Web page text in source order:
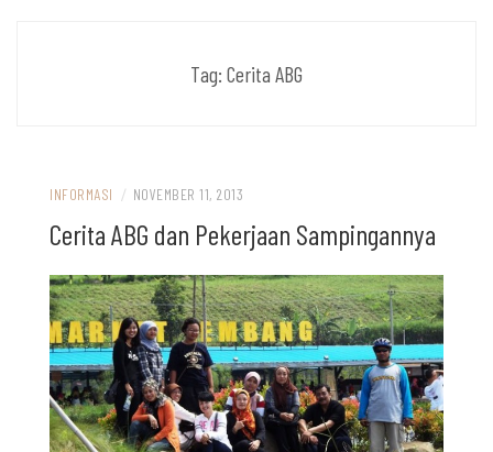
Tag: Cerita ABG
INFORMASI / NOVEMBER 11, 2013
Cerita ABG dan Pekerjaan Sampingannya